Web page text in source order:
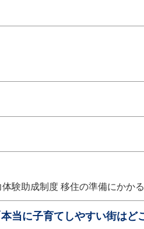
験助成制度 移住の準備にかか
当に子育てしやすい街は